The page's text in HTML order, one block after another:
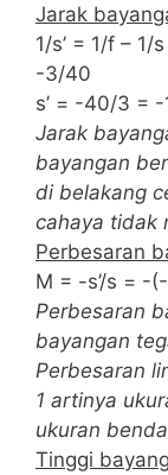
Jarak
1/s’ = 1/f –
-3/40
s’ = -40/3 = -
Jarak
bayangan
di belakang
cahaya tidak
Perbesaran
M = -s’/s = -
Perbesaran
bayangan
Perbesaran
1 artinya
ukuran
Tinggi